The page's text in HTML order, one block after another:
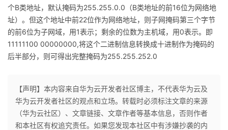
个B类地址，默认掩码为255.255.0.0（B类地址的前16位为网络地
址）。但这个地址中前22位作为网络地址，则子网掩码第三个字节
的前6位为子网域，用1表示；剩余的位数为主机域，用0表示。即
11111100 00000000,将这个二进制信息转换成十进制作为掩码的
后半部分，则可得出完整掩码为255.255.252.0
【声明】本内容来自华为云开发者社区博主，不代表华为云及
华为云开发者社区的观点和立场。转载时必须标注文章的来源
（华为云社区）、文章链接、文章作者等基本信息，否则作者
和本社区有权追究责任。如果您发现本社区中有涉嫌抄袭的内